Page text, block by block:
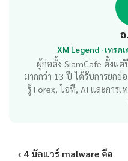
XM Legend · เทร
ผู้ก่อตั้ง SiamCafe ตั้งแต่
มากกว่า 13 ปี ได้รับการยกย่
รู้ Forex, ไอที, AI และการ
‹ 4 มัลแวร์ malware คือ